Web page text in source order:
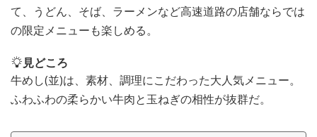
て、うどん、そば、ラーメンなど高速道路の店舗ならでは
の限定メニューも楽しめる。
見どころ
牛めし(並)は、素材、調理にこだわった大人気メニュー。
ふわふわの柔らかい牛肉と玉ねぎの相性が抜群だ。